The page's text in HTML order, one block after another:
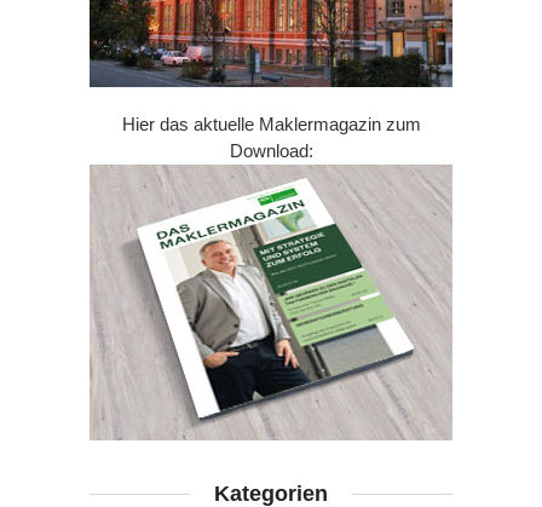
Hier das aktuelle Maklermagazin zum
Download:
Kategorien